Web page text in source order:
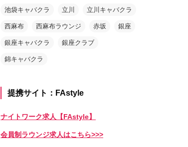
池袋キャバクラ 立川 立川キャバクラ
西麻布 西麻布ラウンジ 赤坂 銀座
銀座キャバクラ 銀座クラブ
錦キャバクラ
提携サイト：FAstyle
ナイトワーク求人【FAstyle】
会員制ラウンジ求人はこちら>>>